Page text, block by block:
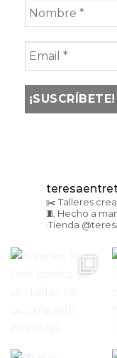
✂️ Talleres
🧵 Hecho a
·Tienda